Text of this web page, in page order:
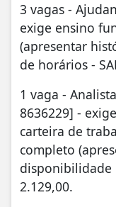
3 vagas -
exige ensino
(apresentar
de horários -
1 vaga -
8636229] -
carteira de
completo
disponibilidade
2.129,00.